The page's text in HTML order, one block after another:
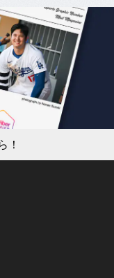
！